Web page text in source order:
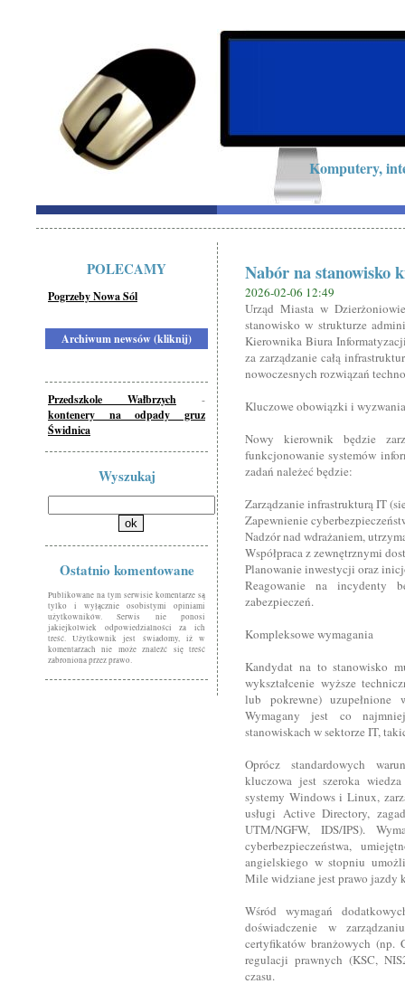
Komputery,
POLECAMY
Pogrzeby Nowa Sól
Archiwum newsów (kliknij)
Przedszkole Wałbrzych -
kontenery na odpady gruz
Świdnica
Wyszukaj
Ostatnio komentowane
Publikowane na tym serwisie komentarze są
tylko i wyłącznie osobistymi opiniami
użytkowników. Serwis nie ponosi
jakiejkolwiek odpowiedzialności za ich
treść. Użytkownik jest świadomy, iż w
komentarzach nie może znaleźć się treść
zabroniona przez prawo.
Nabór na stanowisko
2026-02-06 12:49
Urząd Miasta w
stanowisko w strukturze
Kierownika Biura
za zarządzanie całą
nowoczesnych rozwiązań
Kluczowe obowiązki i wyzwania
Nowy kierownik będzie
funkcjonowanie systemów
zadań należeć będzie:
Zarządzanie infrastrukturą IT
Zapewnienie
Nadzór nad wdrażaniem,
Współpraca z zewnętrznymi
Planowanie inwestycji oraz
Reagowanie na incydenty
zabezpieczeń.
Kompleksowe wymagania
Kandydat na to stanowisko
wykształcenie wyższe
lub pokrewne) uzupełnione
Wymagany jest co
stanowiskach w sektorze IT,
Oprócz standardowych
kluczowa jest szeroka
systemy Windows i Linux,
usługi Active Directory,
UTM/NGFW, IDS/IPS).
cyberbezpieczeństwa,
angielskiego w stopniu
Mile widziane jest prawo jazdy
Wśród wymagań
doświadczenie w
certyfikatów branżowych (np.
regulacji prawnych (KSC,
czasu.